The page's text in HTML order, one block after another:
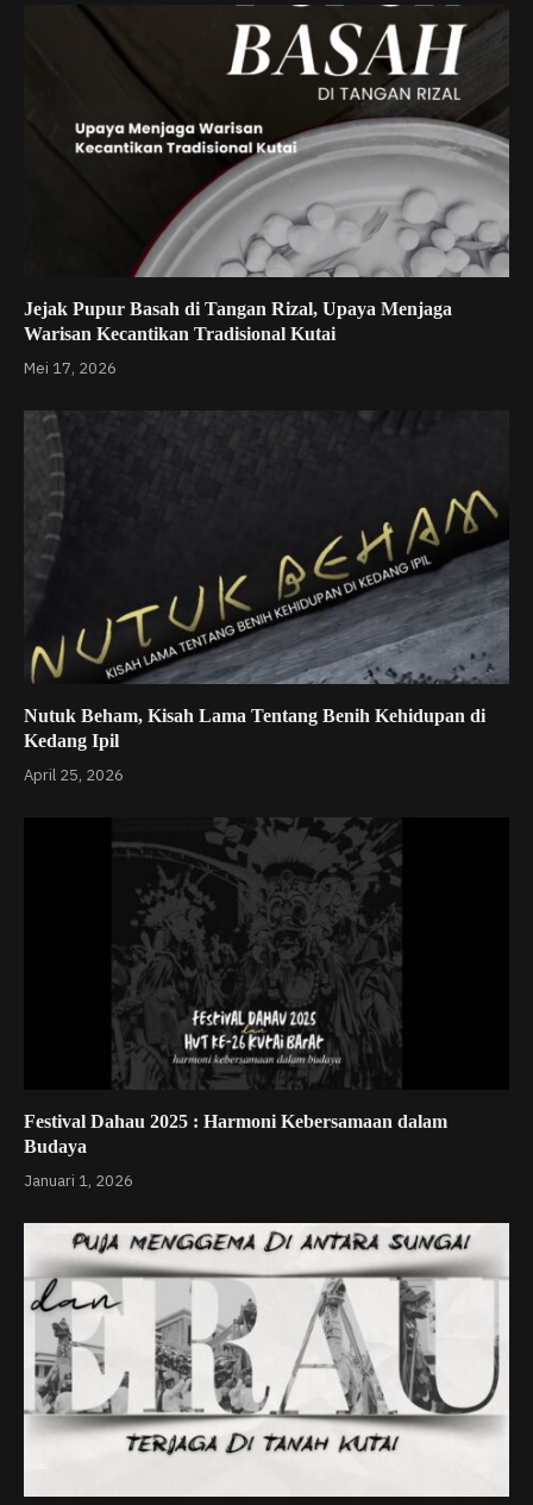
Jejak Pupur Basah di Tangan Rizal, Upaya Menjaga
Warisan Kecantikan Tradisional Kutai
Mei 17, 2026
Nutuk Beham, Kisah Lama Tentang Benih Kehidupan di
Kedang Ipil
April 25, 2026
Festival Dahau 2025 : Harmoni Kebersamaan dalam
Budaya
Januari 1, 2026